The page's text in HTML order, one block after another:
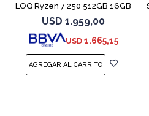
LOQ Ryzen 7 250 512GB 16GB
RTX 5060
USD 1.959,00
USD 1.665,15